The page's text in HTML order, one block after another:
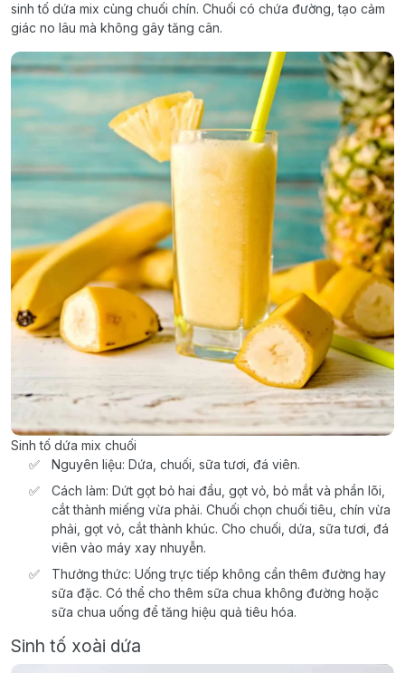
sinh tố dứa mix cùng chuối chín. Chuối có chứa đường, tạo cảm
giác no lâu mà không gây tăng cân.
Sinh tố dứa mix chuối
Nguyên liệu: Dứa, chuối, sữa tươi, đá viên.
Cách làm: Dứt gọt bỏ hai đầu, gọt vỏ, bỏ mắt và phần lõi,
cắt thành miếng vừa phải. Chuối chọn chuối tiêu, chín vừa
phải, gọt vỏ, cắt thành khúc. Cho chuối, dứa, sữa tươi, đá
viên vào máy xay nhuyễn.
Thưởng thức: Uống trực tiếp không cần thêm đường hay
sữa đặc. Có thể cho thêm sữa chua không đường hoặc
sữa chua uống để tăng hiệu quả tiêu hóa.
Sinh tố xoài dứa